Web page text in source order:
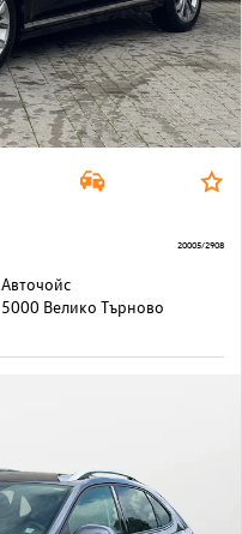
Авточойс
5000 Велико Търново
20005/2908